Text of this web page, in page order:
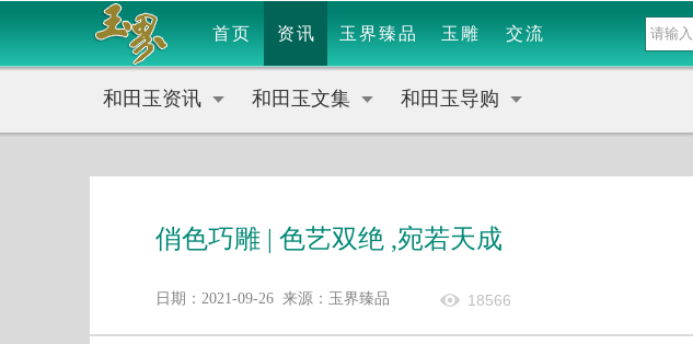
首页 资讯 玉界臻品 玉雕 交流
和田玉资讯 和田玉文集 和田玉导购
俏色巧雕 | 色艺双绝 ,宛若天成
日期：2021-09-26 来源：玉界臻品 18566